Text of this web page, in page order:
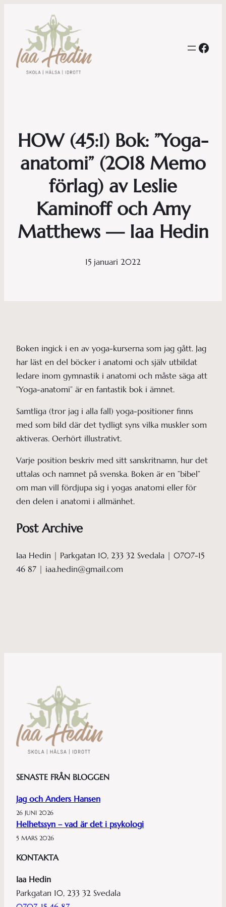
HOW (45:1) Bok: ”Yoga-
anatomi” (2018 Memo
förlag) av Leslie
Kaminoff och Amy
Matthews — Iaa Hedin
15 januari 2022
Boken ingick i en av yoga-kurserna som jag gått. Jag
har läst en del böcker i anatomi och själv utbildat
ledare inom gymnastik i anatomi och måste säga att
”Yoga-anatomi” är en fantastik bok i ämnet.
Samtliga (tror jag i alla fall) yoga-positioner finns
med som bild där det tydligt syns vilka muskler som
aktiveras. Oerhört illustrativt.
Varje position beskriv med sitt sanskritnamn, hur det
uttalas och namnet på svenska. Boken är en ”bibel”
om man vill fördjupa sig i yogas anatomi eller för
den delen i anatomi i allmänhet.
Post Archive
Iaa Hedin | Parkgatan 10, 233 32 Svedala | 0707-15
46 87 | iaa.hedin@gmail.com
SENASTE FRÅN BLOGGEN
Jag och Anders Hansen
26 JUNI 2026
Helhetssyn – vad är det i psykologi
5 MARS 2026
KONTAKTA
Iaa Hedin
Parkgatan 10, 233 32 Svedala